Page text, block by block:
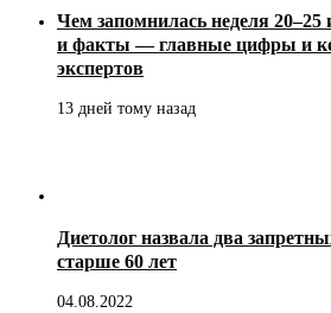
Чем запомнилась неделя
и факты — главные цифры и
экспертов
13 дней тому назад
Диетолог назвала два
старше 60 лет
04.08.2022